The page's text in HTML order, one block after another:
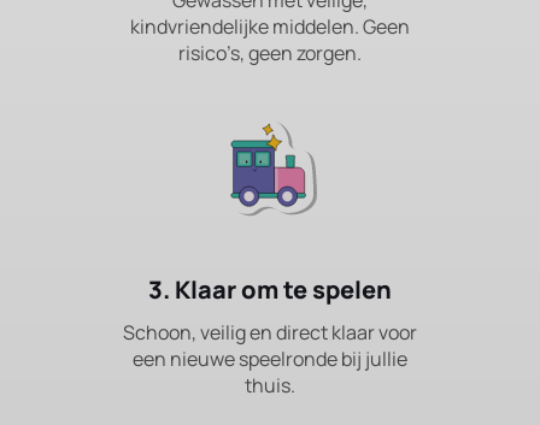
kindvriendelijke middelen. Geen
risico’s, geen zorgen.
3. Klaar om te spelen
Schoon, veilig en direct klaar voor
een nieuwe speelronde bij jullie
thuis.